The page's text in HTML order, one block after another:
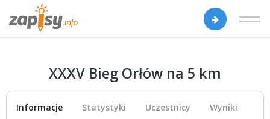
XXXV Bieg Orłów na 5 km
Informacje Statystyki Uczestnicy
Wyniki